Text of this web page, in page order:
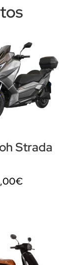
Strada
€